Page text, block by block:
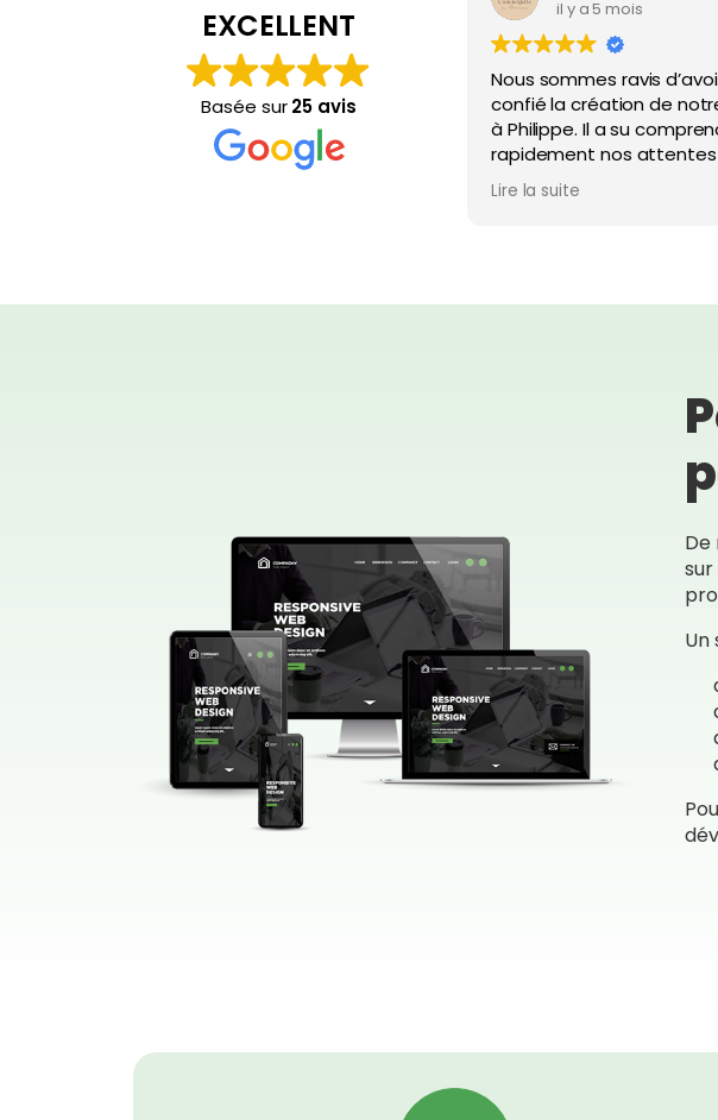
EXCELLENT
Basée sur25 avis
il y a 5 mois
Nous sommes ravis
confié la création de
à Philippe. Il a su
rapidement nos
les concrétiser avec
début à la fin.
sommes pleinement
Nous le recommandons
Lire la suite
De
Un